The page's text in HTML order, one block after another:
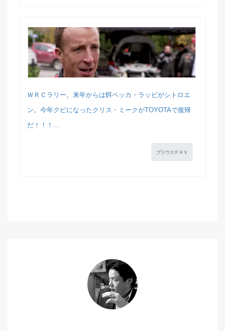
ＷＲＣラリー。来年からは餌ペッカ・ラッピがシトロエ
ン。今年クビになったクリス・ミークがTOYOTAで復帰
だ！！！...
プリウスＰＨＶ